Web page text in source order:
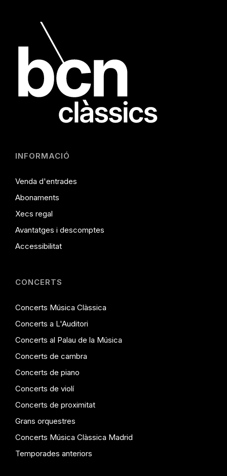
INFORMACIÓ
Venda d'entrades
Abonaments
Xecs regal
Avantatges i descomptes
Accessibilitat
CONCERTS
Concerts Música Clàssica
Concerts a L'Auditori
Concerts al Palau de la Música
Concerts de cambra
Concerts de piano
Concerts de violí
Concerts de proximitat
Grans orquestres
Concerts Música Clàssica Madrid
Temporades anteriors